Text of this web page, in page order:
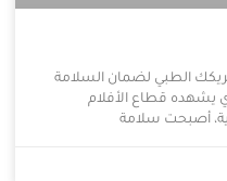
الطبي لضمان السلامة
يشهده قطاع الأفلام
أصبحت سلامة